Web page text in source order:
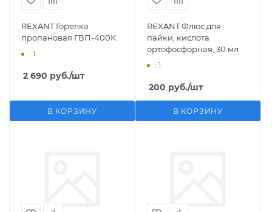
REXANT Горелка
пропановая ГВП-400К
: 1
2 690 руб./шт
В КОРЗИНУ
REXANT Флюс для
пайки, кислота
ортофосфорная, 30 мл
: 1
200 руб./шт
В КОРЗИНУ